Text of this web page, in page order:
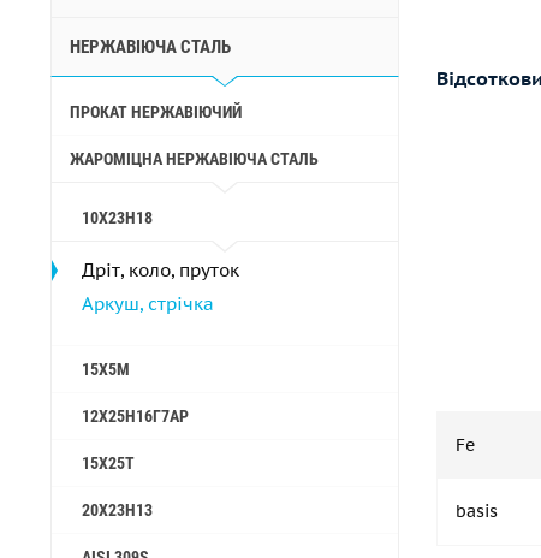
НЕРЖАВІЮЧА СТАЛЬ
ПРОКАТ НЕРЖАВІЮЧИЙ
ЖАРОМІЦНА НЕРЖАВІЮЧА СТАЛЬ
10Х23Н18
Дріт, коло, пруток
Аркуш, стрічка
15Х5М
12Х25Н16Г7АР
15Х25Т
20Х23Н13
Fe
basis